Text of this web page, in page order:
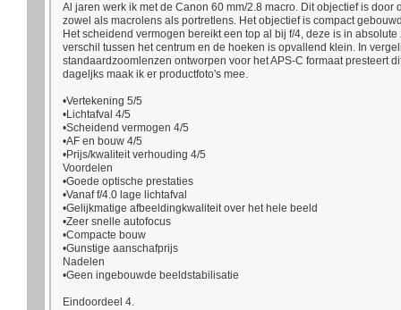
Al jaren werk ik met de Canon 60 mm/2.8 macro. Dit objectief is door
zowel als macrolens als portretlens. Het objectief is compact
Het scheidend vermogen bereikt een top al bij f/4, deze is in
verschil tussen het centrum en de hoeken is opvallend klein. In
standaardzoomlenzen ontworpen voor het APS-C formaat presteert
dageljks maak ik er productfoto's mee.
•Vertekening 5/5
•Lichtafval 4/5
•Scheidend vermogen 4/5
•AF en bouw 4/5
•Prijs/kwaliteit verhouding 4/5
Voordelen
•Goede optische prestaties
•Vanaf f/4.0 lage lichtafval
•Gelijkmatige afbeeldingkwaliteit over het hele beeld
•Zeer snelle autofocus
•Compacte bouw
•Gunstige aanschafprijs
Nadelen
•Geen ingebouwde beeldstabilisatie
Eindoordeel 4.